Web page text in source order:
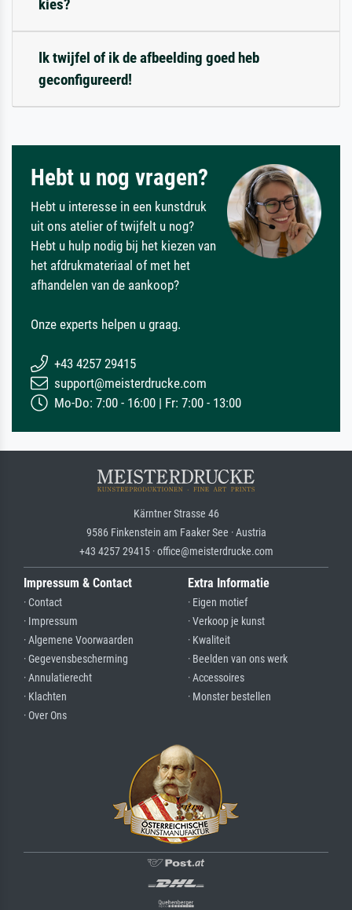
kies?
Ik twijfel of ik de afbeelding goed heb
geconfigureerd!
Hebt u nog vragen?
Hebt u interesse in een kunstdruk
uit ons atelier of twijfelt u nog?
Hebt u hulp nodig bij het kiezen van
het afdrukmateriaal of met het
afhandelen van de aankoop?
Onze experts helpen u graag.
+43 4257 29415
support@meisterdrucke.com
Mo-Do: 7:00 - 16:00 | Fr: 7:00 - 13:00
Kärntner Strasse 46
9586 Finkenstein am Faaker See · Austria
+43 4257 29415 · office@meisterdrucke.com
Impressum & Contact
· Contact
· Impressum
· Algemene Voorwaarden
· Gegevensbescherming
· Annulatierecht
· Klachten
· Over Ons
Extra Informatie
· Eigen motief
· Verkoop je kunst
· Kwaliteit
· Beelden van ons werk
· Accessoires
· Monster bestellen